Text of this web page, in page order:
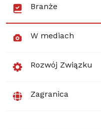
Branże
W mediach
Rozwój Związku
Zagranica